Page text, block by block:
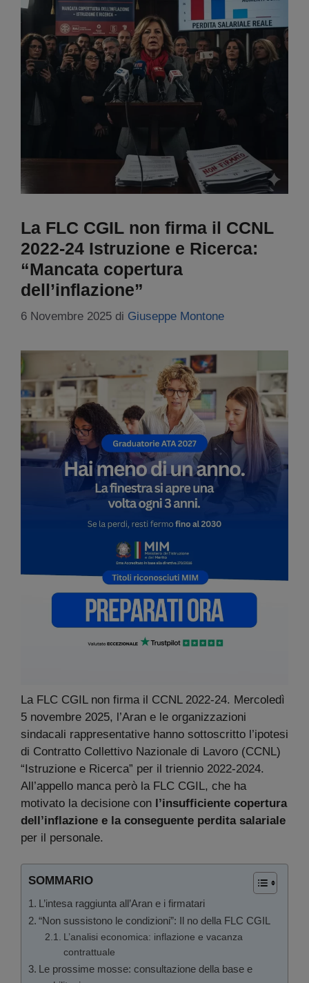
La FLC CGIL non firma il CCNL
2022-24 Istruzione e Ricerca:
“Mancata copertura
dell’inflazione”
6 Novembre 2025 di Giuseppe Montone
La FLC CGIL non firma il CCNL 2022-24. Mercoledì
5 novembre 2025, l’Aran e le organizzazioni
sindacali rappresentative hanno sottoscritto l’ipotesi
di Contratto Collettivo Nazionale di Lavoro (CCNL)
“Istruzione e Ricerca” per il triennio 2022-2024.
All’appello manca però la FLC CGIL, che ha
motivato la decisione con l’insufficiente copertura
dell’inflazione e la conseguente perdita salariale
per il personale.
SOMMARIO
L’intesa raggiunta all’Aran e i firmatari
“Non sussistono le condizioni”: Il no della FLC CGIL
L’analisi economica: inflazione e vacanza
contrattuale
Le prossime mosse: consultazione della base e